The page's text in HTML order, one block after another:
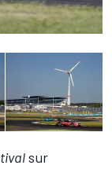
sur